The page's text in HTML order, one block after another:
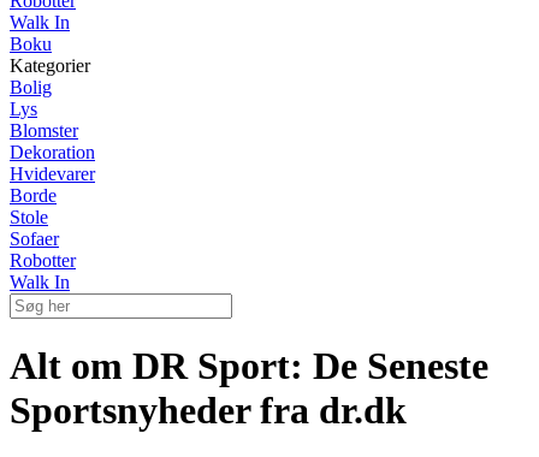
Walk In
Boku
Kategorier
Bolig
Lys
Blomster
Dekoration
Hvidevarer
Borde
Stole
Sofaer
Robotter
Walk In
Alt om DR Sport: De Seneste
Sportsnyheder fra dr.dk